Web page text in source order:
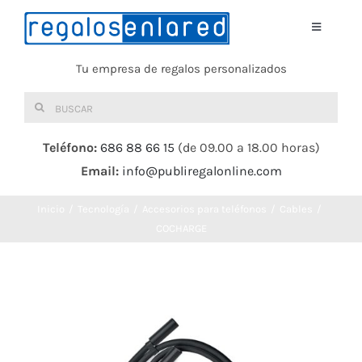
Saltar
Toggle
Tu empresa de regalos personalizados
Buscar:
Teléfono: 686 88 66 15 (de 09.00 a 18.00 horas)
Email: info@publiregalonline.com